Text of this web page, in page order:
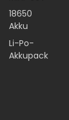
18650
Akku
Li-Po-
Akkupack